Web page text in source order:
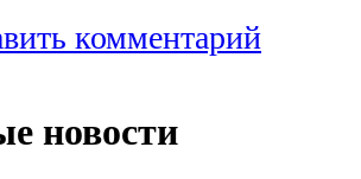
комментарий
новости